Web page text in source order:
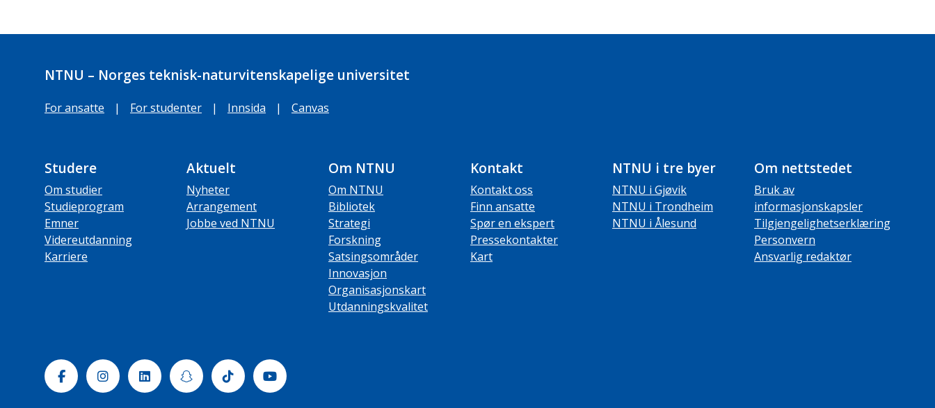
NTNU – Norges teknisk-naturvitenskapelige universitet
For ansatte | For studenter | Innsida | Canvas
Studere
Om studier
Studieprogram
Emner
Videreutdanning
Karriere
Aktuelt
Nyheter
Arrangement
Jobbe ved NTNU
Om NTNU
Om NTNU
Bibliotek
Strategi
Forskning
Satsingsområder
Innovasjon
Organisasjonskart
Utdanningskvalitet
Kontakt
Kontakt oss
Finn ansatte
Spør en ekspert
Pressekontakter
Kart
NTNU i tre byer
NTNU i Gjøvik
NTNU i Trondheim
NTNU i Ålesund
Om nettstedet
Bruk av
informasjonskapsler
Tilgjengelighetserklæring
Personvern
Ansvarlig redaktør
FacebookInstagramLinkedinSnapchatTiktok Youtube